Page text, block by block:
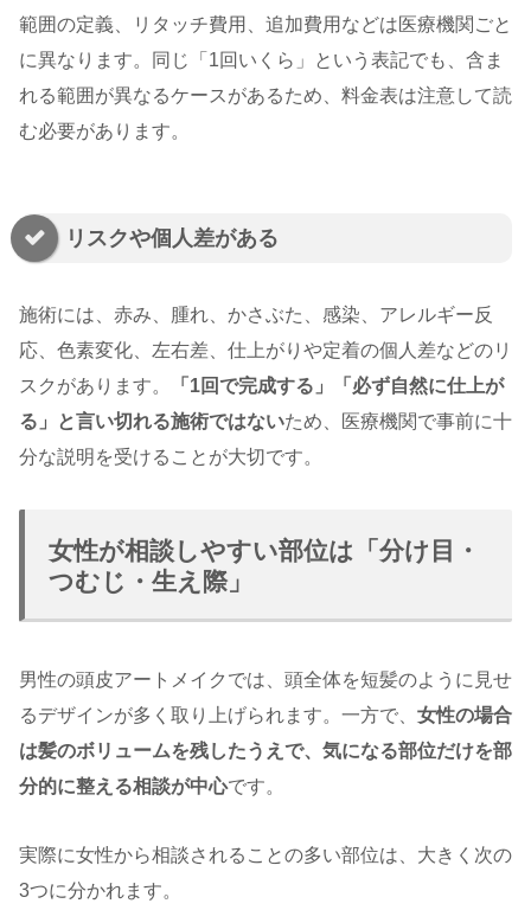
範囲の定義、リタッチ費用、追加費用などは医療機関ごと
に異なります。同じ「1回いくら」という表記でも、含ま
れる範囲が異なるケースがあるため、料金表は注意して読
む必要があります。
リスクや個人差がある
施術には、赤み、腫れ、かさぶた、感染、アレルギー反
応、色素変化、左右差、仕上がりや定着の個人差などのリ
スクがあります。
「1回で完成する」「必ず自然に仕上が
る」と言い切れる施術ではないため、医療機関で事前に十
分な説明を受けることが大切です。
女性が相談しやすい部位は「分け目・
つむじ・生え際」
男性の頭皮アートメイクでは、頭全体を短髪のように見せ
るデザインが多く取り上げられます。一方で、 女性の場合
は髪のボリュームを残したうえで、気になる部位だけを部
分的に整える相談が中心です。
実際に女性から相談されることの多い部位は、大きく次の
3つに分かれます。